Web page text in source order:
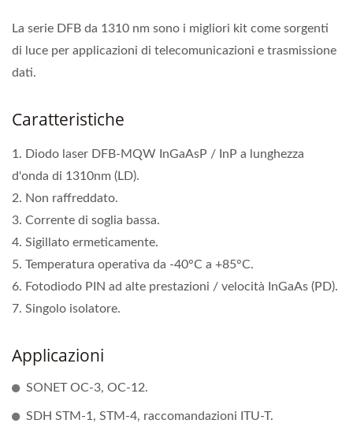
La serie DFB da 1310 nm sono i migliori kit come sorgenti
di luce per applicazioni di telecomunicazioni e trasmissione
dati.
Caratteristiche
1. Diodo laser DFB-MQW InGaAsP / InP a lunghezza
d'onda di 1310nm (LD).
2. Non raffreddato.
3. Corrente di soglia bassa.
4. Sigillato ermeticamente.
5. Temperatura operativa da -40°C a +85°C.
6. Fotodiodo PIN ad alte prestazioni / velocità InGaAs (PD).
7. Singolo isolatore.
Applicazioni
SONET OC-3, OC-12.
SDH STM-1, STM-4, raccomandazioni ITU-T.